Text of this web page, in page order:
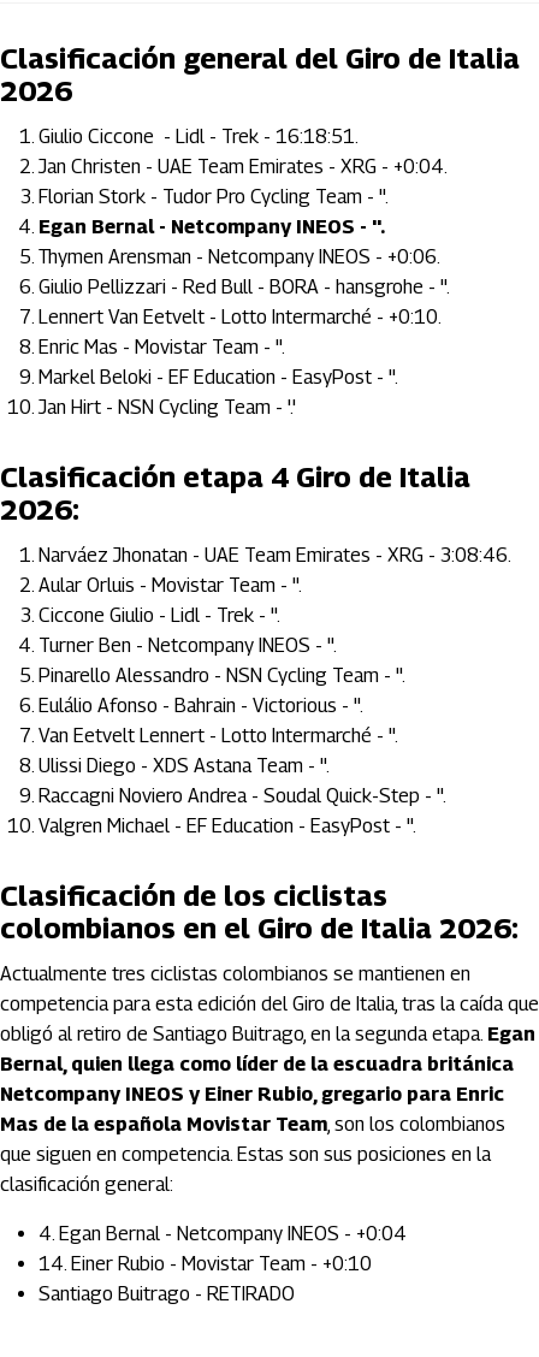
Clasificación general del Giro de Italia
2026
Giulio Ciccone - Lidl - Trek - 16:18:51.
Jan Christen - UAE Team Emirates - XRG - +0:04.
Florian Stork - Tudor Pro Cycling Team - ''.
Egan Bernal - Netcompany INEOS - ''.
Thymen Arensman - Netcompany INEOS - +0:06.
Giulio Pellizzari - Red Bull - BORA - hansgrohe - ''.
Lennert Van Eetvelt - Lotto Intermarché - +0:10.
Enric Mas - Movistar Team - ''.
Markel Beloki - EF Education - EasyPost - ''.
Jan Hirt - NSN Cycling Team - '.'
Clasificación etapa 4 Giro de Italia
2026:
Narváez Jhonatan - UAE Team Emirates - XRG - 3:08:46.
Aular Orluis - Movistar Team - ''.
Ciccone Giulio - Lidl - Trek - ''.
Turner Ben - Netcompany INEOS - ''.
Pinarello Alessandro - NSN Cycling Team - ''.
Eulálio Afonso - Bahrain - Victorious - ''.
Van Eetvelt Lennert - Lotto Intermarché - ''.
Ulissi Diego - XDS Astana Team - ''.
Raccagni Noviero Andrea - Soudal Quick-Step - ''.
Valgren Michael - EF Education - EasyPost - ''.
Clasificación de los ciclistas
colombianos en el Giro de Italia 2026:
Actualmente tres ciclistas colombianos se mantienen en
competencia para esta edición del Giro de Italia, tras la caída que
obligó al retiro de Santiago Buitrago, en la segunda etapa. Egan
Bernal, quien llega como líder de la escuadra británica
Netcompany INEOS y Einer Rubio, gregario para Enric
Mas de la española Movistar Team, son los colombianos
que siguen en competencia. Estas son sus posiciones en la
clasificación general:
4. Egan Bernal - Netcompany INEOS - +0:04
14. Einer Rubio - Movistar Team - +0:10
Santiago Buitrago - RETIRADO